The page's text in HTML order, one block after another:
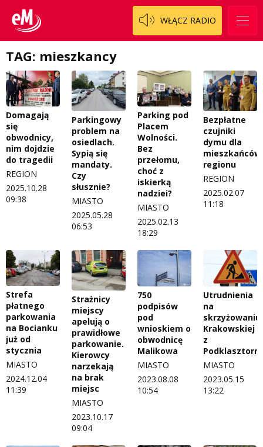
WŁĄCZ RADIO
TAG: mieszkancy
Domagają
się
obwodnicy,
nim dojdzie
do tragedii
REGION
2025.10.28
09:38
Parkingowy
problem na
osiedlach.
Sypią się
mandaty.
Czy
słusznie?
MIASTO
2025.05.28
06:53
Parking pod
Placem
Wolności.
Bez
przełomu,
choć z
iskierką
nadziei?
MIASTO
2025.02.13
18:29
Bezpłatne
czujniki
dymu dla
mieszkańców
regionu
REGION
2025.02.07
11:18
Strefa
płatnego
parkowania
na Bocianku
już od
stycznia
MIASTO
2024.12.04
11:39
Strażnicy
miejscy
apelują o
prawidłowe
parkowanie.
Kierowcy
narzekają
na brak
miejsc
MIASTO
2023.10.17
09:04
750
podpisów
pod
wnioskiem o
obwodnicę
Malikowa
MIASTO
2023.08.08
10:54
Utrudnienia
na
skrzyżowaniu
Krakowskiej
z
MIASTO
2023.05.15
13:22